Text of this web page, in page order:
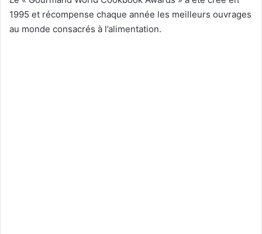
1995 et récompense chaque année les meilleurs ouvrages
au monde consacrés à l’alimentation.